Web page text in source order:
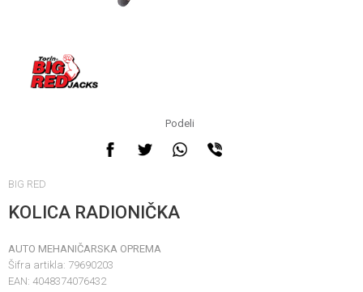
Podeli
BIG RED
KOLICA RADIONIČKA
AUTO MEHANIČARSKA OPREMA
Šifra artikla: 79690203
EAN: 4048374076432